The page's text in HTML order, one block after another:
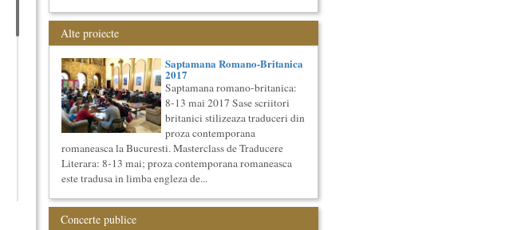
Alte proiecte
Saptamana Romano-Britanica
2017
Saptamana romano-britanica:
8-13 mai 2017 Sase scriitori
britanici stilizeaza traduceri din
proza contemporana
romaneasca la Bucuresti. Masterclass de Traducere
Literara: 8-13 mai; proza contemporana romaneasca
este tradusa in limba engleza de...
Concerte publice